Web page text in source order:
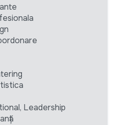
Leadership